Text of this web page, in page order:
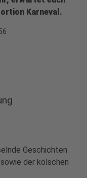
Karneval.
Geschichten
der kölschen